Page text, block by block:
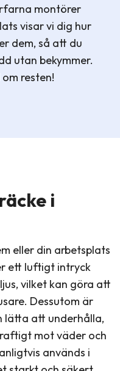
montörer
visar vi dig hur
dem, så att du
utan bekymmer.
resten!
i
eller din arbetsplats
ett luftigt intryck
vilket kan göra att
Dessutom är
lätta att underhålla,
mot väder och
används i